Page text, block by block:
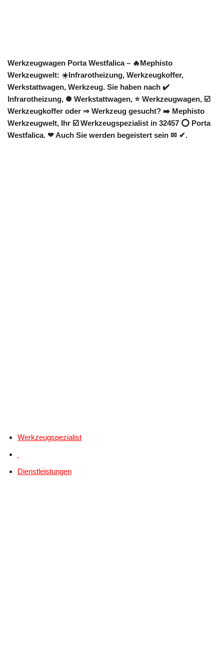
Werkzeugwagen Porta Westfalica – 🔥Mephisto
Werkzeugwelt: ☀️Infrarotheizung, Werkzeugkoffer,
Werkstattwagen, Werkzeug. Sie haben nach ✔️
Infrarotheizung, ✺ Werkstattwagen, ⭐ Werkzeugwagen, ☑️
Werkzeugkoffer oder ⇒ Werkzeug gesucht? ➡️ Mephisto
Werkzeugwelt, Ihr ☑️ Werkzeugspezialist in 32457 ⭕ Porta
Westfalica. ❤ Auch Sie werden begeistert sein ✉ ✔.
Werkzeugspezialist
Dienstleistungen